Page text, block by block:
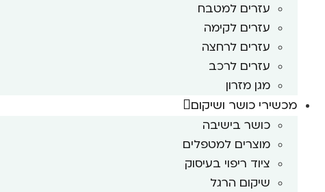
עזרים למטבח
עזרים לקימה
עזרים לרחצה
עזרים לרכב
מגן מזרון
מכשירי כושר ושיקום
כושר בישיבה
מוצרים למטפלים
ציוד ריפוי בעיסוק
שיקום הרגל